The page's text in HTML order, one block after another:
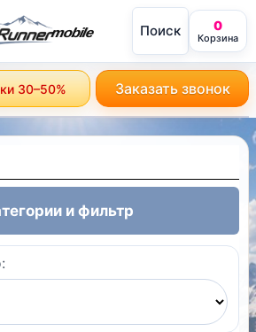
mobile Поиск 0
Корзина
30–50% Заказать звонок
и фильтр